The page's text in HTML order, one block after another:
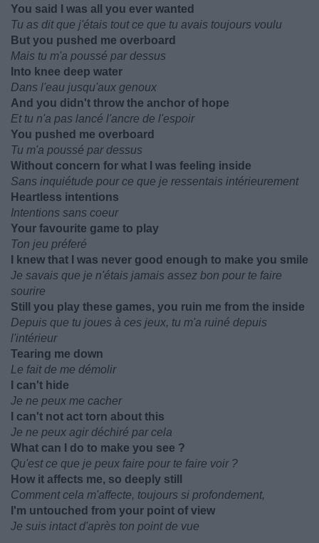
You said I was all you ever wanted
Tu as dit que j'étais tout ce que tu avais toujours voulu
But you pushed me overboard
Mais tu m'a poussé par dessus
Into knee deep water
Dans l'eau jusqu'aux genoux
And you didn't throw the anchor of hope
Et tu n'a pas lancé l'ancre de l'espoir
You pushed me overboard
Tu m'a poussé par dessus
Without concern for what I was feeling inside
Sans inquiétude pour ce que je ressentais intérieurement
Heartless intentions
Intentions sans coeur
Your favourite game to play
Ton jeu préferé
I knew that I was never good enough to make you smile
Je savais que je n'étais jamais assez bon pour te faire
sourire
Still you play these games, you ruin me from the inside
Depuis que tu joues à ces jeux, tu m'a ruiné depuis
l'intérieur
Tearing me down
Le fait de me démolir
I can't hide
Je ne peux me cacher
I can't not act torn about this
Je ne peux agir déchiré par cela
What can I do to make you see ?
Qu'est ce que je peux faire pour te faire voir ?
How it affects me, so deeply still
Comment cela m'affecte, toujours si profondement,
I'm untouched from your point of view
Je suis intact d'après ton point de vue